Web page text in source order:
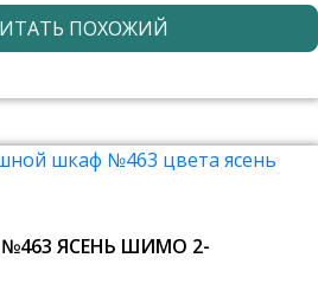
ПОХОЖИЙ
ЯСЕНЬ ШИМО 2-